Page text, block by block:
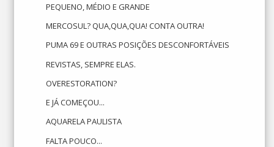
PEQUENO, MÉDIO E GRANDE
MERCOSUL? QUA,QUA,QUA! CONTA OUTRA!
PUMA 69 E OUTRAS POSIÇÕES DESCONFORTÁVEIS
REVISTAS, SEMPRE ELAS.
OVERESTORATION?
E JÁ COMEÇOU...
AQUARELA PAULISTA
FALTA POUCO...